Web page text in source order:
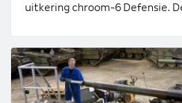
uitkering chroom-6 Defensie.